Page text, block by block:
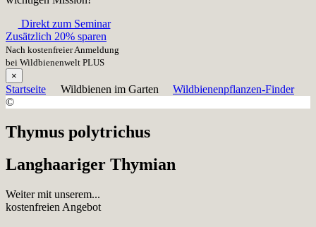
Direkt zum Seminar
Zusätzlich 20% sparen
Nach kostenfreier Anmeldung
bei Wildbienenwelt PLUS
×
Startseite Wildbienen im Garten
Wildbienenpflanzen-Finder
©
Thymus polytrichus
Langhaariger Thymian
Weiter mit unserem...
kostenfreien Angebot